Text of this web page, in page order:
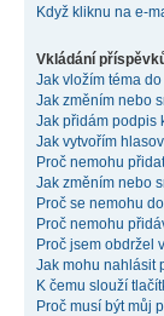
Když kliknu na e-
Vkládání
Jak vložím téma
Jak změním nebo
Jak přidám podpis
Jak vytvořím
Proč nemohu
Jak změním nebo
Proč se nemohu
Proč nemohu
Proč jsem obdržel
Jak mohu nahlásit
K čemu slouží
Proč musí být můj